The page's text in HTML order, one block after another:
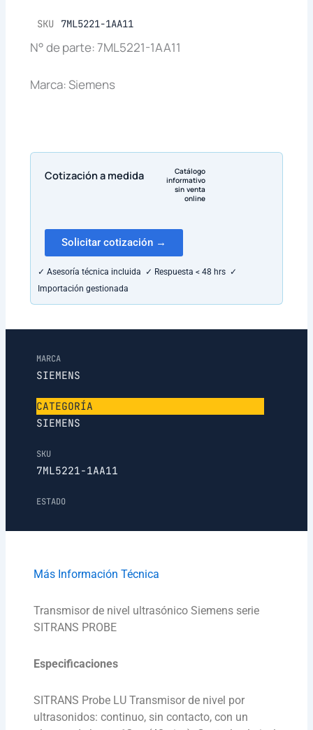
SKU 7ML5221-1AA11
N° de parte: 7ML5221-1AA11
Marca: Siemens
Cotización a medida
Catálogo
informativo
sin venta
online
Solicitar cotización →
✓ Asesoría técnica incluida ✓ Respuesta < 48 hrs ✓
Importación gestionada
MARCA
SIEMENS
CATEGORÍA
SIEMENS
SKU
7ML5221-1AA11
ESTADO
Más Información Técnica
Transmisor de nivel ultrasónico Siemens serie
SITRANS PROBE
Especificaciones
SITRANS Probe LU Transmisor de nivel por
ultrasonidos: continuo, sin contacto, con un